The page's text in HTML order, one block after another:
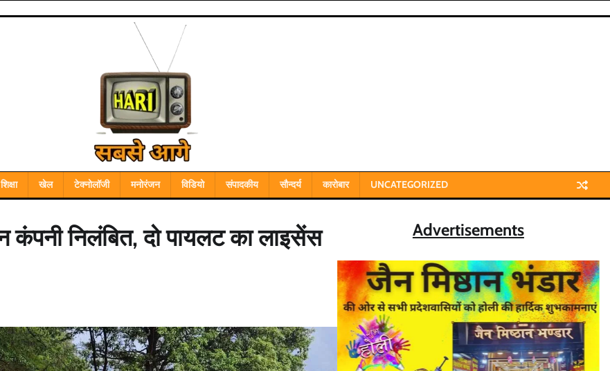
शिक्षा खेल टेक्नोलॉजी मनोरंजन विडियो संपादकीय सौन्दर्य कारोबार UNCATEGORIZED
कंपनी निलंबित, दो पायलट का लाइसेंस
Advertisements